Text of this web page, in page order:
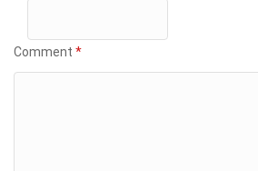
Comment *